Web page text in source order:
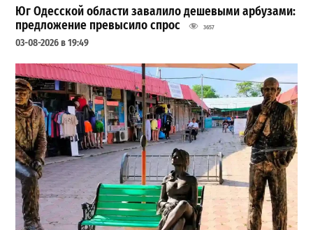
Юг Одесской области завалило дешевыми арбузами:
предложение превысило спрос
3657
03-08-2026 в 19:49